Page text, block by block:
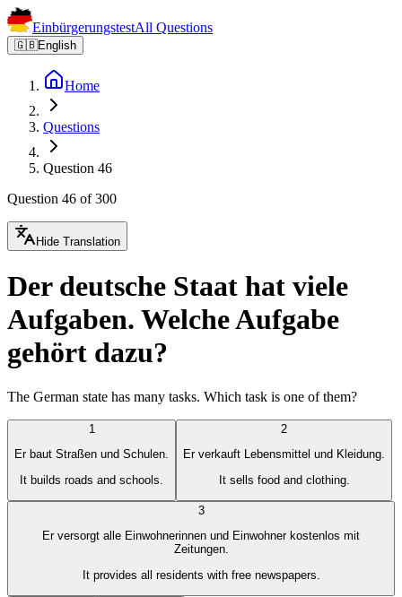
EinbürgerungstestAll Questions
🇬🇧English
Home
Questions
Question 46
Question 46 of 300
Hide Translation
Der deutsche Staat hat viele
Aufgaben. Welche Aufgabe
gehört dazu?
The German state has many tasks. Which task is one of them?
1
Er baut Straßen und Schulen.
It builds roads and schools.
2
Er verkauft Lebensmittel und Kleidung.
It sells food and clothing.
3
Er versorgt alle Einwohnerinnen und Einwohner kostenlos mit
Zeitungen.
It provides all residents with free newspapers.